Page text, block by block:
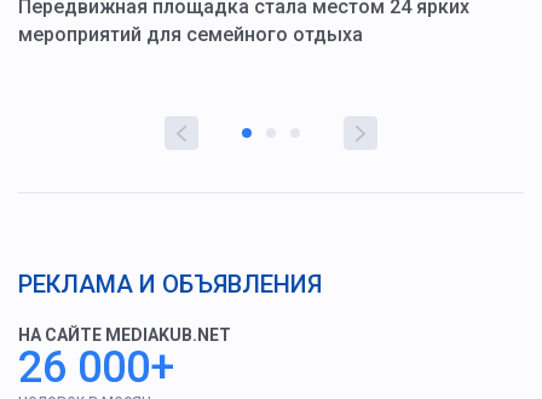
Передвижная площадка стала местом 24 ярких
мероприятий для семейного отдыха
РЕКЛАМА И ОБЪЯВЛЕНИЯ
НА САЙТЕ MEDIAKUB.NET
26 000+